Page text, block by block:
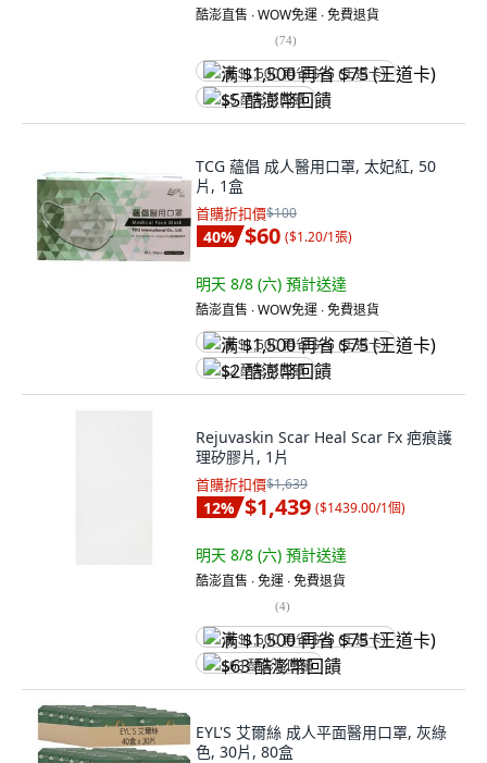
酷澎直售 ∙ WOW免運 ∙ 免費退貨
(74)
满 $1,500 再省 $75 (王道卡)
$5 酷澎幣回饋
TCG 蘊倡 成人醫用口罩, 太妃紅, 50
片, 1盒
首購折扣價$100
40% $60 ($1.20/1張)
明天 8/8 (六) 預計送達
酷澎直售 ∙ WOW免運 ∙ 免費退貨
满 $1,500 再省 $75 (王道卡)
$2 酷澎幣回饋
Rejuvaskin Scar Heal Scar Fx 疤痕護
理矽膠片, 1片
首購折扣價$1,639
12% $1,439 ($1439.00/1個)
明天 8/8 (六) 預計送達
酷澎直售 ∙ 免運 ∙ 免費退貨
(4)
满 $1,500 再省 $75 (王道卡)
$63 酷澎幣回饋
EYL'S 艾爾絲 成人平面醫用口罩, 灰綠
色, 30片, 80盒